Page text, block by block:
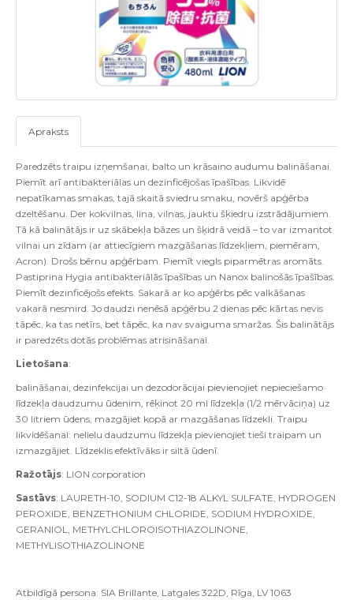
Apraksts
Paredzēts traipu izņemšanai, balto un krāsaino audumu balināšanai.
Piemīt arī antibakteriālas un dezinficējošas īpašības. Likvidē
nepatīkamas smakas, tajā skaitā sviedru smaku, novērš apģērba
dzeltēšanu. Der kokvilnas, lina, vilnas, jauktu šķiedru izstrādājumiem.
Tā kā balinātājs ir uz skābekļa bāzes un šķidrā veidā – to var izmantot
vilnai un zīdam (ar attiecīgiem mazgāšanas līdzekļiem, piemēram,
Acron). Drošs bērnu apģērbam. Piemīt viegls piparmētras aromāts.
Pastiprina Hygia antibakteriālās īpašības un Nanox balinošās īpašības.
Piemīt dezinficējošs efekts. Sakarā ar ko apģērbs pēc valkāšanas
vakarā nesmird. Jo daudzi nenēsā apģērbu 2 dienas pēc kārtas nevis
tāpēc, ka tas netīrs, bet tāpēc, ka nav svaiguma smaržas. Šis balinātājs
ir paredzēts dotās problēmas atrisināšanai.
Lietošana:
balināšanai, dezinfekcijai un dezodorācijai pievienojiet nepieciešamo
līdzekļa daudzumu ūdenim, rēķinot 20 ml līdzekļa (1/2 mērvāciņa) uz
30 litriem ūdens, mazgājiet kopā ar mazgāšanas līdzekli. Traipu
likvidēšanai: nelielu daudzumu līdzekļa pievienojiet tieši traipam un
izmazgājiet. Līdzeklis efektīvāks ir siltā ūdenī.
Ražotājs: LION corporation
Sastāvs: LAURETH-10, SODIUM C12-18 ALKYL SULFATE, HYDROGEN
PEROXIDE, BENZETHONIUM CHLORIDE, SODIUM HYDROXIDE,
GERANIOL, METHYLCHLOROISOTHIAZOLINONE,
METHYLISOTHIAZOLINONE
Atbildīgā persona: SIA Brillante, Latgales 322D, Rīga, LV 1063